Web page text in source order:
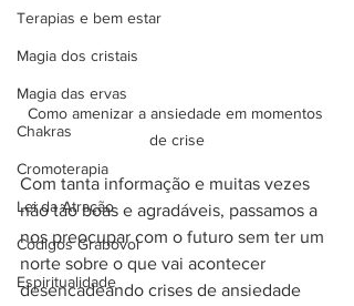
Terapias e bem estar
Magia dos cristais
Magia das ervas
Chakras
Cromoterapia
Lei da Atração
Códigos Grabovoi
Espiritualidade
Como amenizar a ansiedade em momentos
de crise
Com tanta informação e muitas vezes
não tão boas e agradáveis, passamos a
nos preocupar com o futuro sem ter um
norte sobre o que vai acontecer
desencadeando crises de ansiedade